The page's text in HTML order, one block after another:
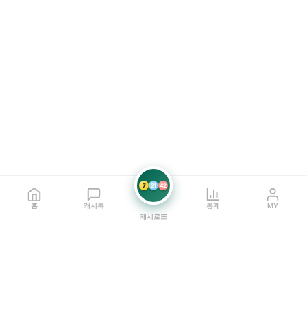
홈 캐시톡
7 21 42
캐시로또
통계 MY